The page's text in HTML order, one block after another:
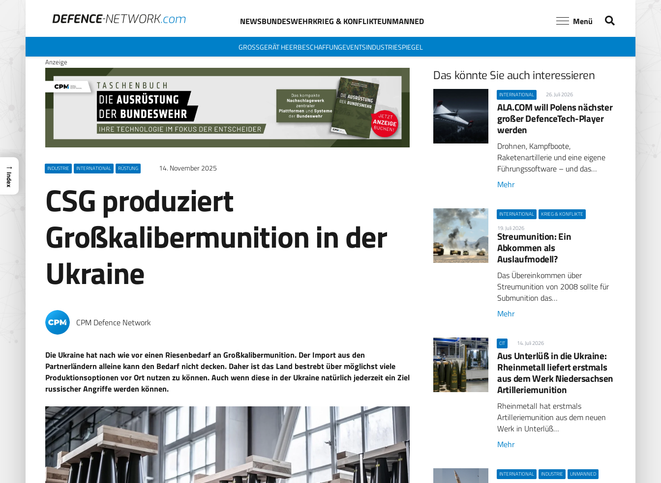
NEWSBUNDESWEHRKRIEG & KONFLIKTEUNMANNED Menü
GROSSGERÄT HEERBESCHAFFUNGEVENTSINDUSTRIESPIEGEL
Anzeige
INDUSTRIE INTERNATIONAL RÜSTUNG 14. November 2025
CSG produziert
Großkalibermunition in der
Ukraine
CPM Defence Network
Die Ukraine hat nach wie vor einen Riesenbedarf an Großkalibermunition. Der Import aus den
Partnerländern alleine kann den Bedarf nicht decken. Daher ist das Land bestrebt über möglichst viele
Produktionsoptionen vor Ort nutzen zu können. Auch wenn diese in der Ukraine natürlich jederzeit ein Ziel
russischer Angriffe werden können.
Das könnte Sie auch interessieren
INTERNATIONAL 26. Juli 2026
ALA.COM will Polens nächster
großer DefenceTech-Player
werden
Drohnen, Kampfboote,
Raketenartillerie und eine eigene
Führungssoftware – und das…
Mehr
INTERNATIONAL KRIEG & KONFLIKTE
19. Juli 2026
Streumunition: Ein
Abkommen als
Auslaufmodell?
Das Übereinkommen über
Streumunition von 2008 sollte für
Submunition das…
Mehr
CIT 14. Juli 2026
Aus Unterlüß in die Ukraine:
Rheinmetall liefert erstmals
aus dem Werk Niedersachsen
Artilleriemunition
Rheinmetall hat erstmals
Artilleriemunition aus dem neuen
Werk in Unterlüß…
Mehr
INTERNATIONAL INDUSTRIE UNMANNED
→
Index